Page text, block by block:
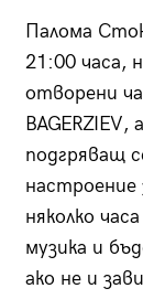
Палома
21:00 часа,
отворени
подгряващ
настроение
няколко
музика и
ако не и